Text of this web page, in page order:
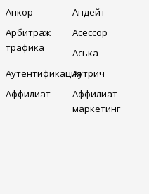
Анкор
Апдейт
Арбитраж
трафика
Асессор
Аська
АутентификацияАутрич
Аффилиат
Аффилиат
маркетинг